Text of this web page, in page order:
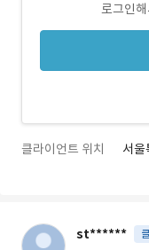
로그인
클라이언트 위치 서울
st******